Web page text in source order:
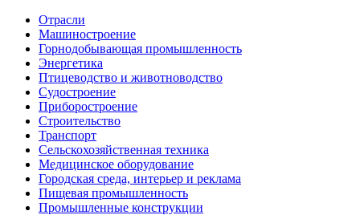
Отрасли
Машиностроение
Горнодобывающая промышленность
Энергетика
Птицеводство и животноводство
Судостроение
Приборостроение
Строительство
Транспорт
Сельскохозяйственная техника
Медицинское оборудование
Городская среда, интерьер и реклама
Пищевая промышленность
Промышленные конструкции